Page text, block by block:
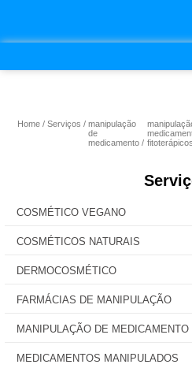
Home Serviços
manipulação
de
medicamento
fitoterápicos
COSMÉTICO VEGANO
COSMÉTICOS NATURAIS
DERMOCOSMÉTICO
FARMÁCIAS DE MANIPULAÇÃO
MANIPULAÇÃO DE MEDICAMENTO
MEDICAMENTOS MANIPULADOS